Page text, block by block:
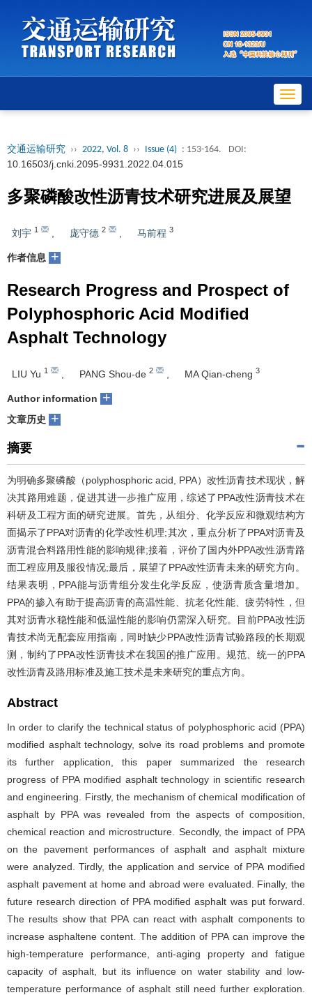
交通运输研究 ›› 2022, Vol. 8 ›› Issue (4) : 153-164. DOI:
10.16503/j.cnki.2095-9931.2022.04.015
多聚磷酸改性沥青技术研究进展及展望
刘宇 1 庞守德 2 马前程 3
作者信息 +
Research Progress and Prospect of
Polyphosphoric Acid Modified
Asphalt Technology
LIU Yu 1 PANG Shou-de 2 MA Qian-cheng 3
Author information +
文章历史 +
摘要
为明确多聚磷酸（polyphosphoric acid, PPA）改性沥青技术现状，解
决其路用难题，促进其进一步推广应用，综述了PPA改性沥青技术在
科研及工程方面的研究进展。首先，从组分、化学反应和微观结构方
面揭示了PPA对沥青的化学改性机理;其次，重点分析了PPA对沥青及
沥青混合料路用性能的影响规律;接着，评价了国内外PPA改性沥青路
面工程应用及服役情况;最后，展望了PPA改性沥青未来的研究方向。
结果表明，PPA能与沥青组分发生化学反应，使沥青质含量增加。
PPA的掺入有助于提高沥青的高温性能、抗老化性能、疲劳特性，但
其对沥青水稳性能和低温性能的影响仍需深入研究。目前PPA改性沥
青技术尚无配套应用指南，同时缺少PPA改性沥青试验路段的长期观
测，制约了PPA改性沥青技术在我国的推广应用。规范、统一的PPA
改性沥青及路用标准及施工技术是未来研究的重点方向。
Abstract
In order to clarify the technical status of polyphosphoric acid (PPA)
modified asphalt technology, solve its road problems and promote
its further application, this paper summarized the research
progress of PPA modified asphalt technology in scientific research
and engineering. Firstly, the mechanism of chemical modification of
asphalt by PPA was revealed from the aspects of composition,
chemical reaction and microstructure. Secondly, the impact of PPA
on the pavement performances of asphalt and asphalt mixture
were analyzed. Tirdly, the application and service of PPA modified
asphalt pavement at home and abroad were evaluated. Finally, the
future research direction of PPA modified asphalt was put forward.
The results show that PPA can react with asphalt components to
increase asphaltene content. The addition of PPA can improve the
high-temperature performance, anti-aging property and fatigue
capacity of asphalt, but its influence on water stability and low-
temperature performance of asphalt still need further exploration.